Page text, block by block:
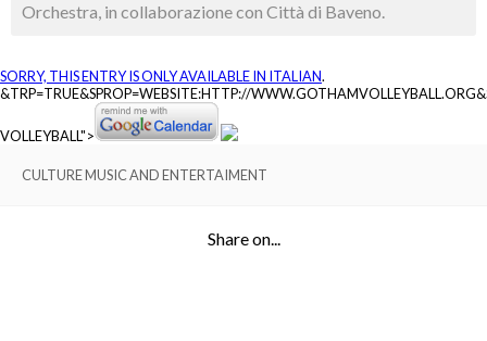
Orchestra, in collaborazione con Città di Baveno.
SORRY, THIS ENTRY IS ONLY AVAILABLE IN ITALIAN.
&TRP=TRUE&SPROP=WEBSITE:HTTP://
VOLLEYBALL">
CULTURE MUSIC AND ENTERTAIMENT
Share on...